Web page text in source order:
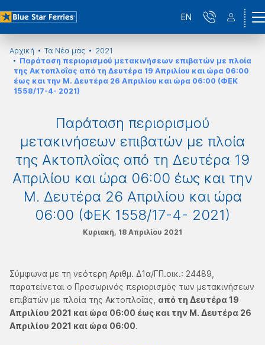
EN
Αρχική Τα Νέα μας
2021
Παράταση περιορισμού μετακινήσεων επιβατών με πλοία
της Ακτοπλοΐας από τη Δευτέρα 19 Απριλίου και ώρα 06:00
έως και την Μ. Δευτέρα 26 Απριλίου και ώρα 06:00 (ΦΕΚ
1558/17-4- 2021)
Παράταση περιορισμού
μετακινήσεων επιβατών με πλοία
της Ακτοπλοΐας από τη Δευτέρα 19
Απριλίου και ώρα 06:00 έως και την
Μ. Δευτέρα 26 Απριλίου και ώρα
06:00 (ΦΕΚ 1558/17-4- 2021)
Κυριακή, 18 Απριλίου 2021
Σύμφωνα με τη νεότερη Αριθμ. Δ1α/ΓΠ.οικ.: 24489,
παρατείνεται ο Προσωρινός περιορισμός των μετακινήσεων
επιβατών με πλοία της Ακτοπλοΐας, από τη Δευτέρα 19
Απριλίου 2021 και ώρα 06:00 έως και την Μ. Δευτέρα 26
Απριλίου 2021 και ώρα 06:00.